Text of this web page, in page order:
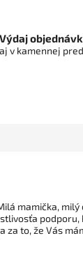
Výdaj
aj v kamennej
mamička, milý
podporu,
za to, že Vás